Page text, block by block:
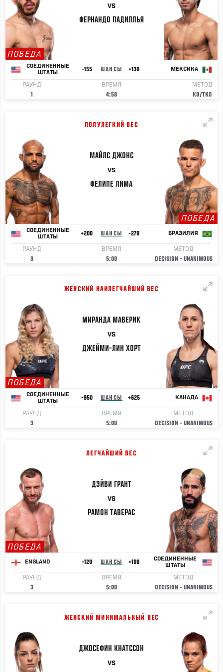
ПОБЕДА
VS
ФЕРНАНДО ПАДИЛЛЬЯ
СОЕДИНЕННЫЕ
ШТАТЫ
-155 ШАНСЫ +130 МЕКСИКА
РАУНД
1
ВРЕМЯ
4:58
МЕТОД
KO/TKO
ПОЛУЛЕГКИЙ ВЕС
МАЙЛС ДЖОНС
VS
ФЕЛИПЕ ЛИМА
ПОБЕДА
СОЕДИНЕННЫЕ
ШТАТЫ
+200 ШАНСЫ -270 БРАЗИЛИЯ
РАУНД
3
ВРЕМЯ
5:00
МЕТОД
DECISION - UNANIMOUS
ЖЕНСКИЙ НАИЛЕГЧАЙШИЙ ВЕС
ПОБЕДА
МИРАНДА МАВЕРИК
VS
ДЖЕЙМИ-ЛИН ХОРТ
СОЕДИНЕННЫЕ
ШТАТЫ
-950 ШАНСЫ +625 КАНАДА
РАУНД
3
ВРЕМЯ
5:00
МЕТОД
DECISION - UNANIMOUS
ЛЕГЧАЙШИЙ ВЕС
ПОБЕДА
ДЭЙВИ ГРАНТ
VS
РАМОН ТАВЕРАС
ENGLAND -120 ШАНСЫ +100
СОЕДИНЕННЫЕ
ШТАТЫ
РАУНД
3
ВРЕМЯ
5:00
МЕТОД
DECISION - UNANIMOUS
ЖЕНСКИЙ МИНИМАЛЬНЫЙ ВЕС
ДЖОСЕФИН КНАТССОН
VS